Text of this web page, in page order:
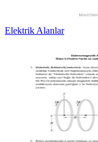
Elektrik Alanlar